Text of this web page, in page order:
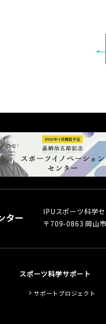
ター
IPUスポーツ科学
〒709-0863 岡山
スポーツ科学サポート
サポートプロジェクト